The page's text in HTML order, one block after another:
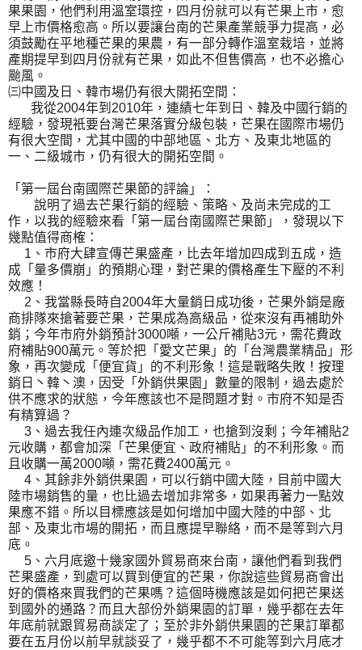
果果園，他們利用溫室環控，四月份就可以有芒果上市，愈
早上市價格愈高。所以要讓台南的芒果產業競爭力提高，必
須鼓勵在平地種芒果的果農，有一部分轉作溫室栽培，並將
產期提早到四月份就有芒果，如此不但售價高，也不必擔心
颱風。
㈢中國及日、韓市場仍有很大開拓空間：
我從2004年到2010年，連績七年到日、韓及中國行銷的
經驗，發現衹要台灣芒果落實分級包裝，芒果在國際市場仍
有很大空間，尤其中國的中部地區、北方、及東北地區的
一、二級城市，仍有很大的開拓空間。
「第一屆台南國際芒果節的評論」：
說明了過去芒果行銷的經驗、策略、及尚未完成的工
作，以我的經驗來看「第一屆台南國際芒果節」，發現以下
幾點值得商榷：
1、巿府大肆宣傳芒果盛產，比去年增加四成到五成，造
成「量多價崩」的預期心理，對芒果的價格產生下壓的不利
效應！
2、我當縣長時自2004年大量銷日成功後，芒果外銷是廠
商排隊來搶著要芒果，芒果成為高級品，從來沒有再補助外
銷；今年市府外銷預計3000噸，一公斤補貼3元，需花費政
府補貼900萬元。等於把「愛文芒果」的「台灣農業精品」形
象，再次變成「便宜貨」的不利形象！這是戰略失敗！按理
銷日丶韓丶澳，因受「外銷供果園」數量的限制，過去處於
供不應求的狀態，今年應該也不是問題才對。市府不知是否
有精算過？
3、過去我任內連次級品作加工，也搶到沒剩；今年補貼2
元收購，都會加深「芒果便宜、政府補貼」的不利形象。而
且收購一萬2000噸，需花費2400萬元。
4、其餘非外銷供果園，可以行銷中國大陸，目前中國大
陸巿場銷售的量，也比過去增加非常多，如果再著力一點效
果應不錯。所以目標應該是如何增加中國大陸的中部、北
部、及東北市場的開拓，而且應提早聯絡，而不是等到六月
底。
5、六月底邀十幾家國外貿易商來台南，讓他們看到我們
芒果盛產，到處可以買到便宜的芒果，你說這些貿易商會出
好的價格來買我們的芒果嗎？這個時機應該是如何把芒果送
到國外的通路？而且大部份外銷果園的訂單，幾乎都在去年
年底前就跟貿易商談定了；至於非外銷供果園的芒果訂單都
要在五月份以前早就談妥了，幾乎都不不可能等到六月底才